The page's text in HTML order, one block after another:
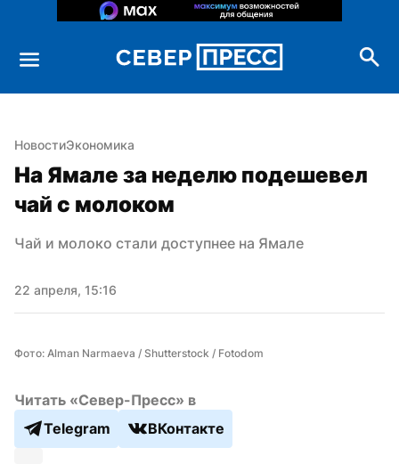
НовостиЭкономика
На Ямале за неделю подешевел
чай с молоком
Чай и молоко стали доступнее на Ямале
22 апреля, 15:16
Фото: Alman Narmaeva / Shutterstock / Fotodom
Читать «Север-Пресс» в
Telegram
ВКонтакте